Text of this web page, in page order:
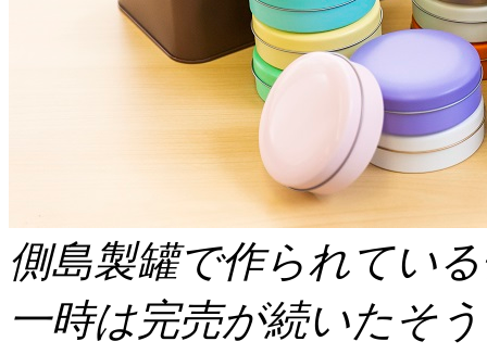
側島製罐で作られてい
一時は完売が続いたそう